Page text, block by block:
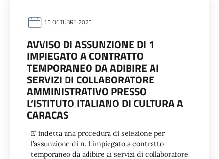
15 OCTUBRE 2025
AVVISO DI ASSUNZIONE DI 1
IMPIEGATO A CONTRATTO
TEMPORANEO DA ADIBIRE AI
SERVIZI DI COLLABORATORE
AMMINISTRATIVO PRESSO
L’ISTITUTO ITALIANO DI CULTURA A
CARACAS
E’ indetta una procedura di selezione per
l’assunzione di n. 1 impiegato a contratto
temporaneo da adibire ai servizi di collaboratore